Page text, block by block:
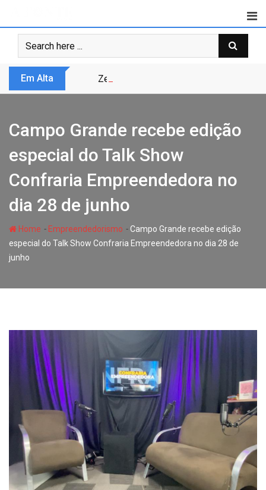
content
Em Alta Zero Trust não é modismo, é
Campo Grande recebe edição
especial do Talk Show
Confraria Empreendedora no
dia 28 de junho
Home - Empreendedorismo -Campo Grande recebe edição
especial do Talk Show Confraria Empreendedora no dia 28 de
junho